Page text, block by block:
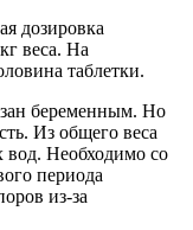
дозировка
веса. На
таблетки.
беременным. Но
Из общего веса
вод. Необходимо со
периода
из-за